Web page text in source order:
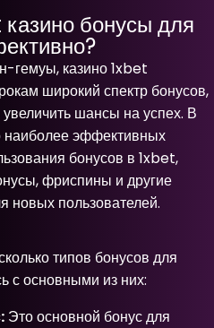
бонусы для
гемуы, казино 1xbet
широкий спектр бонусов,
шансы на успех. В
наиболее эффективных
бонусов в 1xbet,
фриспины и другие
новых пользователей.
типов бонусов для
с основными из них:
Это основной бонус для